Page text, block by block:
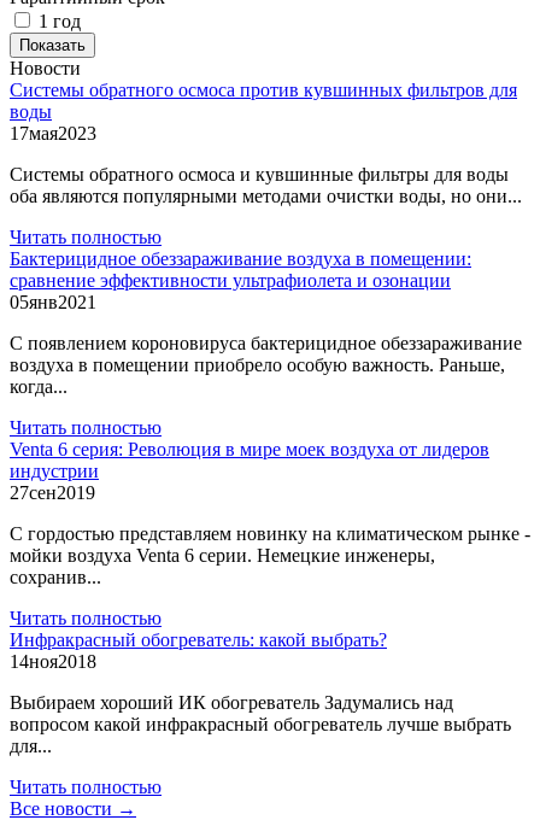
1 год
Показать
Новости
Системы обратного осмоса против кувшинных фильтров для
воды
17мая2023
Системы обратного осмоса и кувшинные фильтры для воды
оба являются популярными методами очистки воды, но они...
Читать полностью
Бактерицидное обеззараживание воздуха в помещении:
сравнение эффективности ультрафиолета и озонации
05янв2021
С появлением короновируса бактерицидное обеззараживание
воздуха в помещении приобрело особую важность. Раньше,
когда...
Читать полностью
Venta 6 серия: Революция в мире моек воздуха от лидеров
индустрии
27сен2019
С гордостью представляем новинку на климатическом рынке -
мойки воздуха Venta 6 серии. Немецкие инженеры,
сохранив...
Читать полностью
Инфракрасный обогреватель: какой выбрать?
14ноя2018
Выбираем хороший ИК обогреватель Задумались над
вопросом какой инфракрасный обогреватель лучше выбрать
для...
Читать полностью
Все новости →